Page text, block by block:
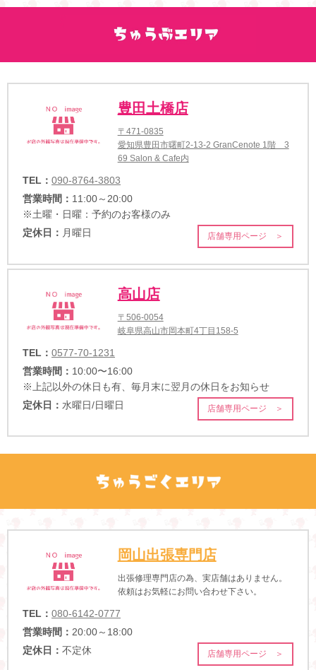
豊田土橋店
〒471-0835
愛知県豊田市曙町2-13-2 GranCenote 1階 3
69 Salon & Cafe内
TEL： 090-8764-3803
営業時間： 11:00～20:00
※土曜・日曜：予約のお客様のみ
定休日： 月曜日 店舗専用ページ ＞
高山店
〒506-0054
岐阜県高山市岡本町4丁目158-5
TEL： 0577-70-1231
営業時間： 10:00〜16:00
※上記以外の休日も有、毎月末に翌月の休日をお知らせ
定休日： 水曜日/日曜日 店舗専用ページ ＞
岡山出張専門店
出張修理専門店の為、実店舗はありません。
依頼はお気軽にお問い合わせ下さい。
TEL： 080-6142-0777
営業時間： 20:00～18:00
定休日： 不定休 店舗専用ページ ＞